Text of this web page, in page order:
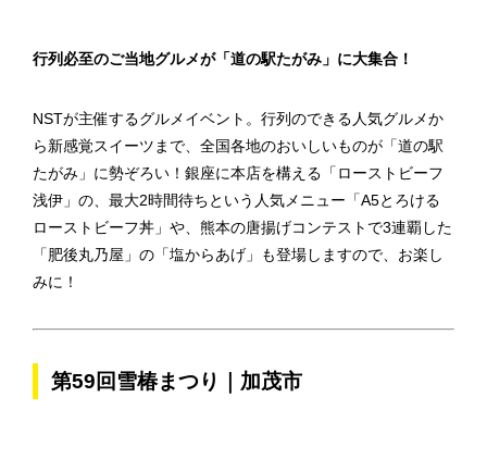
行列必至のご当地グルメが「道の駅たがみ」に大集合！
NSTが主催するグルメイベント。行列のできる人気グルメか
ら新感覚スイーツまで、全国各地のおいしいものが「道の駅
たがみ」に勢ぞろい！銀座に本店を構える「ローストビーフ
浅伊」の、最大2時間待ちという人気メニュー「A5とろける
ローストビーフ丼」や、熊本の唐揚げコンテストで3連覇した
「肥後丸乃屋」の「塩からあげ」も登場しますので、お楽し
みに！
第59回雪椿まつり｜加茂市